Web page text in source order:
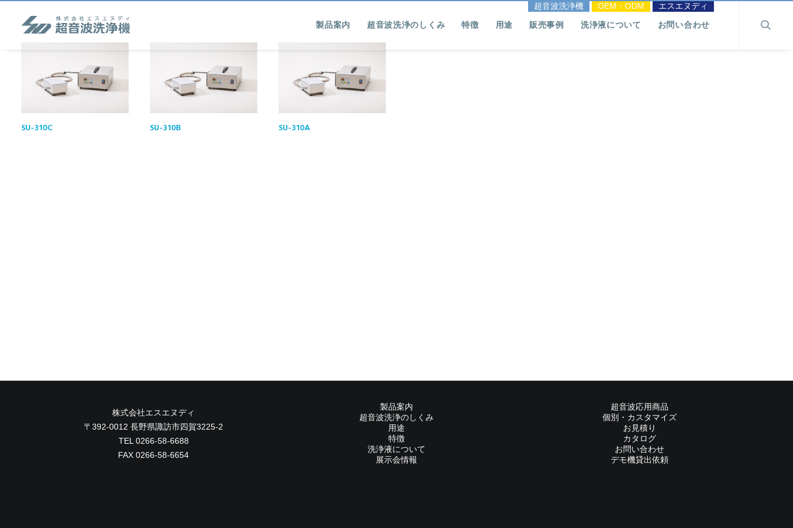
超音波洗浄機 OEM・ODM エスエヌディ
製品案内 超音波洗浄のしくみ 特徴 用途 販売事例 洗浄液について お問い合わせ
SU-310C SU-310B SU-310A
株式会社エスエヌディ
〒392-0012 長野県諏訪市四賀3225-2
TEL 0266-58-6688
FAX 0266-58-6654
製品案内
超音波洗浄のしくみ
用途
特徴
洗浄液について
展示会情報
超音波応用商品
個別・カスタマイズ
お見積り
カタログ
お問い合わせ
デモ機貸出依頼